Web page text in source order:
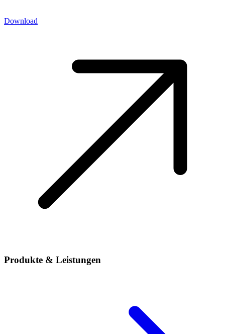
Download
Produkte & Leistungen